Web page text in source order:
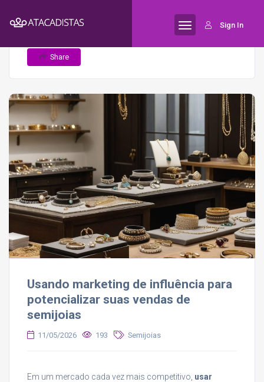
Sign In
Home Semijoias
Usando marketing de influência
para potencializar suas vendas de semijoias
Share
Usando marketing de influência para
potencializar suas vendas de
semijoias
11/05/2026 193 Semijoias
Em um mercado cada vez mais competitivo, usar